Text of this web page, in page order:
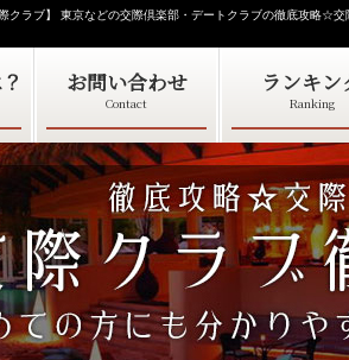
ラブ】 東京などの交際倶楽部・デートクラブの徹底攻略☆交
お問い合わせ
Contact
ランキン
Ranking